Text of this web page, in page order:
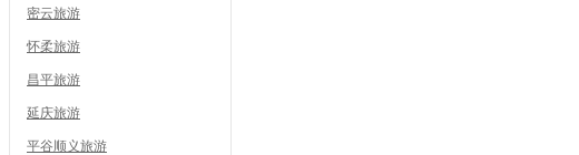
密云旅游
怀柔旅游
昌平旅游
延庆旅游
平谷顺义旅游